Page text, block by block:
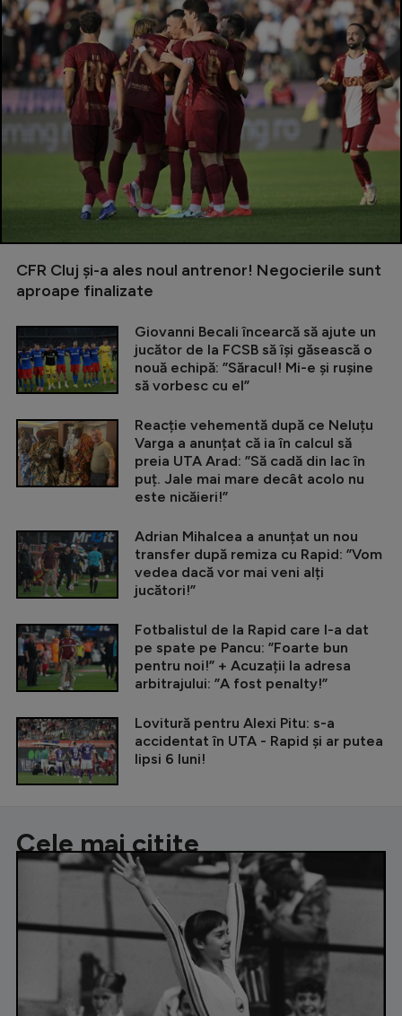
CFR Cluj și-a ales noul antrenor! Negocierile sunt
aproape finalizate
Giovanni Becali încearcă să ajute un
jucător de la FCSB să își găsească o
nouă echipă: ”Săracul! Mi-e și rușine
să vorbesc cu el”
Reacție vehementă după ce Neluțu
Varga a anunțat că ia în calcul să
preia UTA Arad: ”Să cadă din lac în
puț. Jale mai mare decât acolo nu
este nicăieri!”
Adrian Mihalcea a anunțat un nou
transfer după remiza cu Rapid: ”Vom
vedea dacă vor mai veni alți
jucători!”
Fotbalistul de la Rapid care l-a dat
pe spate pe Pancu: ”Foarte bun
pentru noi!” + Acuzații la adresa
arbitrajului: ”A fost penalty!”
Lovitură pentru Alexi Pitu: s-a
accidentat în UTA - Rapid și ar putea
lipsi 6 luni!
Cele mai citite